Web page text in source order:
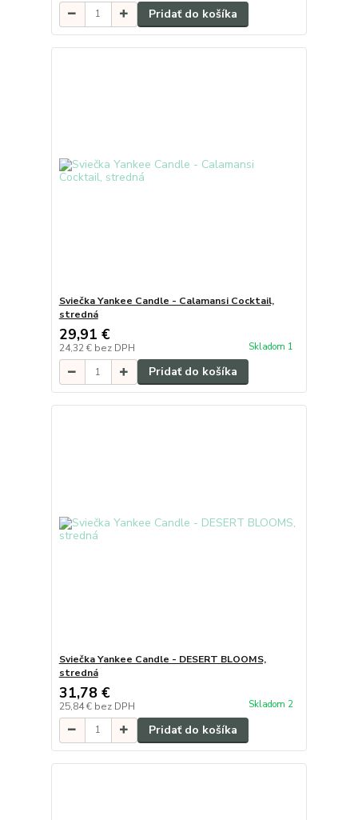
Pridať do košíka
Sviečka Yankee Candle - Calamansi Cocktail,
stredná
29,91 €
24,32 € bez DPH Skladom 1
Pridať do košíka
Sviečka Yankee Candle - DESERT BLOOMS,
stredná
31,78 €
25,84 € bez DPH Skladom 2
Pridať do košíka